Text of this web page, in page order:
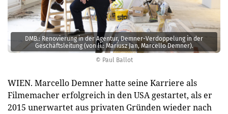
© Paul Ballot
DMB.: Renovierung in der Agentur, Demner-Verdoppelung in der
Geschäftsleitung (von li.: Mariusz Jan, Marcello Demner).
WIEN. Marcello Demner hatte seine Karriere als
Filmemacher erfolgreich in den USA gestartet, als er
2015 unerwartet aus privaten Gründen wieder nach